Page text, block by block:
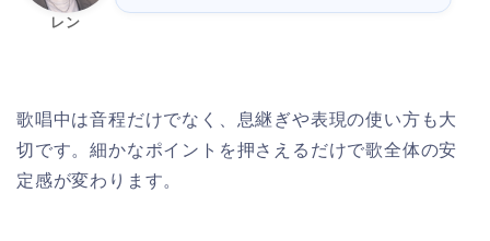
レン
歌唱中は音程だけでなく、息継ぎや表現の使い方も大
切です。細かなポイントを押さえるだけで歌全体の安
定感が変わります。